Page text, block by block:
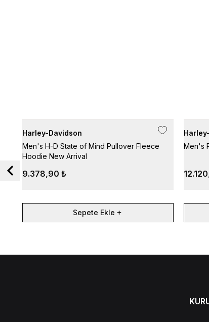
Harley-Davidson
Men's H-D State of Mind Pullover Fleece
Hoodie New Arrival
9.378,90 ₺
Sepete Ekle
Men's